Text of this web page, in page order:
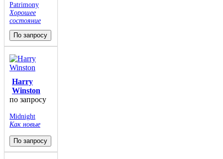
Patrimony
Хорошее
состояние
По запросу
Harry
Winston
по запросу
Midnight
Как новые
По запросу